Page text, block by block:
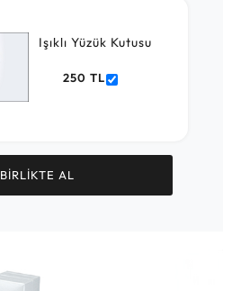
Işıklı Yüzük Kutusu
250 TL
BİRLİKTE AL